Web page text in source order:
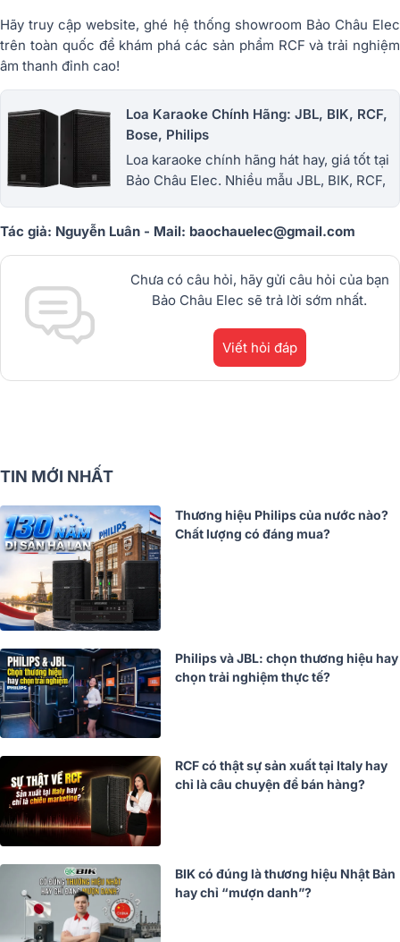
Hãy truy cập website, ghé hệ thống showroom Bảo Châu Elec
trên toàn quốc để khám phá các sản phẩm RCF và trải nghiệm
âm thanh đỉnh cao!
Loa Karaoke Chính Hãng: JBL, BIK, RCF,
Bose, Philips
Loa karaoke chính hãng hát hay, giá tốt tại
Bảo Châu Elec. Nhiều mẫu JBL, BIK, RCF,
Tác giả: Nguyễn Luân - Mail: baochauelec@gmail.com
Chưa có câu hỏi, hãy gửi câu hỏi của bạn
Bảo Châu Elec sẽ trả lời sớm nhất.
Viết hỏi đáp
TIN MỚI NHẤT
Thương hiệu Philips của nước nào?
Chất lượng có đáng mua?
Philips và JBL: chọn thương hiệu hay
chọn trải nghiệm thực tế?
RCF có thật sự sản xuất tại Italy hay
chỉ là câu chuyện để bán hàng?
BIK có đúng là thương hiệu Nhật Bản
hay chỉ “mượn danh”?